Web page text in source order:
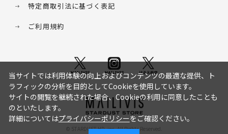
特定商取引法に基づく表記
ご利用規約
© STARDUST HD. inc. All Rights Reserved.
当サイトでは利用体験の向上およびコンテンツの最適な提供、ト
ラフィックの分析を目的としてCookieを使用しています。
サイトの閲覧を継続された場合、Cookieの利用に同意したことも
のといたします。
詳細についてはプライバシーポリシーをご確認ください。